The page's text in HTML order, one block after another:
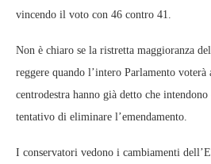
vincendo il voto con 46 contro 41.
Non è chiaro se la ristretta maggioranza
reggere quando l’intero Parlamento
centrodestra hanno già detto che
tentativo di eliminare l’emendamento.
I conservatori vedono i cambiamenti